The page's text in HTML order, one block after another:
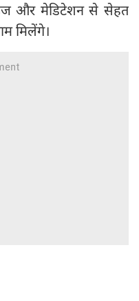
और मेडिटेशन से सेहत
मिलेंगे।